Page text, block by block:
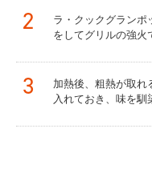
2
ラ・クックグラン
をしてグリルの強火
3
加熱後、粗熱が取れ
入れておき、味を馴